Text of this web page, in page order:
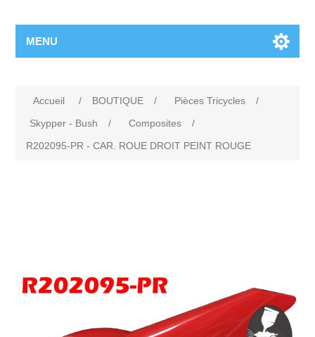
MENU
Accueil / BOUTIQUE / Pièces Tricycles
/
Skypper - Bush
/ Composites
/
R202095-PR - CAR. ROUE DROIT PEINT ROUGE